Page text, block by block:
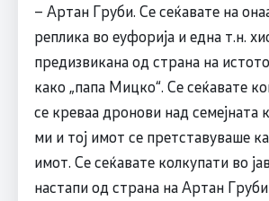
– Артан Груби. Се сеќавате на
реплика во еуфорија и една т.н.
предизвикана од страна на
како „папа Мицко“. Се сеќавате
се креваа дронови над семејната
ми и тој имот се претставуваше
имот. Се сеќавате колкупати во
настапи од страна на Артан